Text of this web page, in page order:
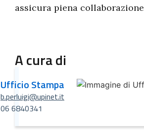
assicura piena collaborazione
A cura di
Ufficio Stampa
b.perluigi@upinet.it
06 6840341